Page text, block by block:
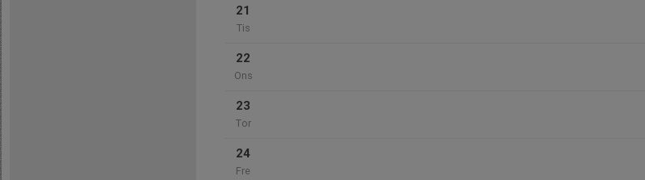
21
Tis
22
Ons
23
Tor
24
Fre